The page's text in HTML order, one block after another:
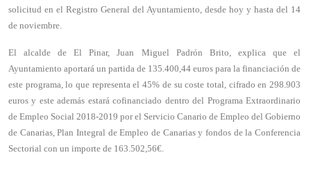
solicitud en el Registro General del Ayuntamiento, desde hoy y hasta del 14
de noviembre.
El alcalde de El Pinar, Juan Miguel Padrón Brito, explica que el
Ayuntamiento aportará un partida de 135.400,44 euros para la financiación de
este programa, lo que representa el 45% de su coste total, cifrado en 298.903
euros y este además estará cofinanciado dentro del Programa Extraordinario
de Empleo Social 2018-2019 por el Servicio Canario de Empleo del Gobierno
de Canarias, Plan Integral de Empleo de Canarias y fondos de la Conferencia
Sectorial con un importe de 163.502,56€.